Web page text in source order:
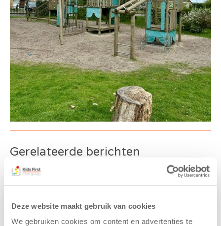
Deze website maakt gebruik van cookies
We gebruiken cookies om content en advertenties te
Gerelateerde berichten